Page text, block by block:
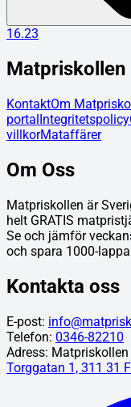
16.23
Matpriskollen
KontaktOm
portalIntegritetspolicy
villkorMataffärer
Om Oss
Matpriskollen är
helt GRATIS
Se och jämför
och spara 1000-
Kontakta oss
E-post:
Telefon: 0346-82210
Adress: Matpriskollen
Torggatan 1, 311 31